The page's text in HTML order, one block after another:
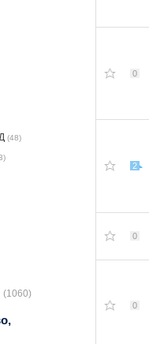
(48)
(1060)
0
2
0
0